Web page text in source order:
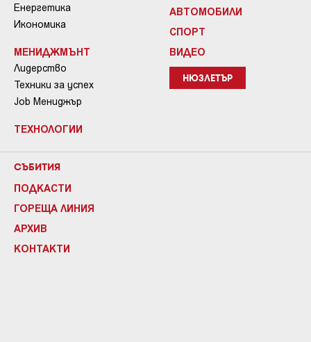
Енергетика
Икономика
МЕНИДЖМЪНТ
Лидерство
Техники за успех
Job Мениджър
ТЕХНОЛОГИИ
АВТОМОБИЛИ
СПОРТ
ВИДЕО
НЮЗЛЕТЪР
СЪБИТИЯ
ПОДКАСТИ
ГОРЕЩА ЛИНИЯ
АРХИВ
КОНТАКТИ